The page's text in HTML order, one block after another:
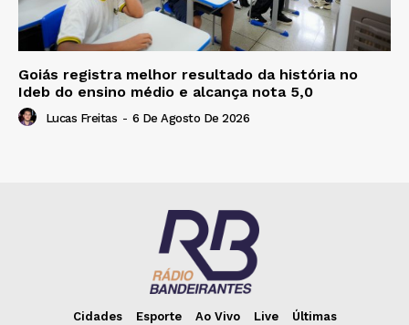
Goiás registra melhor resultado da história no
Ideb do ensino médio e alcança nota 5,0
Lucas Freitas - 6 De Agosto De 2026
Cidades Esporte Ao Vivo Live Últimas